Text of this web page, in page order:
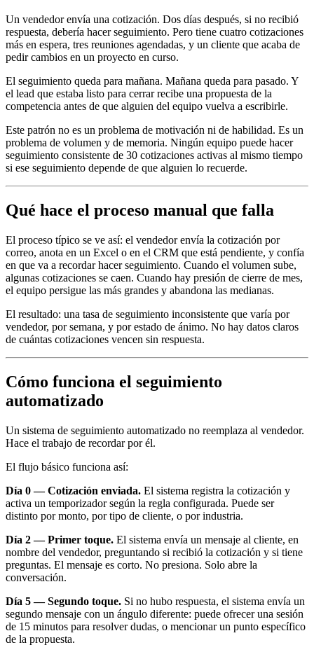
Un vendedor envía una cotización. Dos días después, si no recibió
respuesta, debería hacer seguimiento. Pero tiene cuatro cotizaciones
más en espera, tres reuniones agendadas, y un cliente que acaba de
pedir cambios en un proyecto en curso.
El seguimiento queda para mañana. Mañana queda para pasado. Y
el lead que estaba listo para cerrar recibe una propuesta de la
competencia antes de que alguien del equipo vuelva a escribirle.
Este patrón no es un problema de motivación ni de habilidad. Es un
problema de volumen y de memoria. Ningún equipo puede hacer
seguimiento consistente de 30 cotizaciones activas al mismo tiempo
si ese seguimiento depende de que alguien lo recuerde.
Qué hace el proceso manual que falla
El proceso típico se ve así: el vendedor envía la cotización por
correo, anota en un Excel o en el CRM que está pendiente, y confía
en que va a recordar hacer seguimiento. Cuando el volumen sube,
algunas cotizaciones se caen. Cuando hay presión de cierre de mes,
el equipo persigue las más grandes y abandona las medianas.
El resultado: una tasa de seguimiento inconsistente que varía por
vendedor, por semana, y por estado de ánimo. No hay datos claros
de cuántas cotizaciones vencen sin respuesta.
Cómo funciona el seguimiento
automatizado
Un sistema de seguimiento automatizado no reemplaza al vendedor.
Hace el trabajo de recordar por él.
El flujo básico funciona así:
Día 0 — Cotización enviada. El sistema registra la cotización y
activa un temporizador según la regla configurada. Puede ser
distinto por monto, por tipo de cliente, o por industria.
Día 2 — Primer toque. El sistema envía un mensaje al cliente, en
nombre del vendedor, preguntando si recibió la cotización y si tiene
preguntas. El mensaje es corto. No presiona. Solo abre la
conversación.
Día 5 — Segundo toque. Si no hubo respuesta, el sistema envía un
segundo mensaje con un ángulo diferente: puede ofrecer una sesión
de 15 minutos para resolver dudas, o mencionar un punto específico
de la propuesta.